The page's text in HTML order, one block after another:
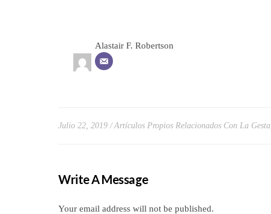
Alastair F. Robertson
Julio 22, 2019 Artículos Propios Relacionados Con La Gesta
Write A Message
Your email address will not be published.